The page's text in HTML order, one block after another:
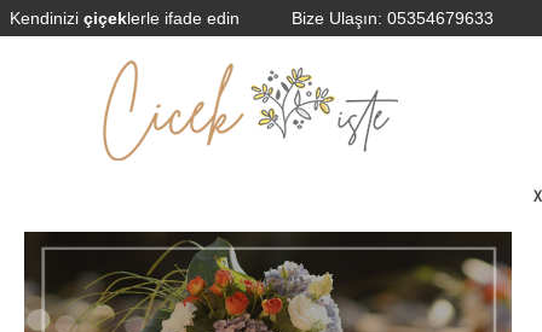
Kendinizi çiçeklerle ifade edin Bize Ulaşın: 05354679633